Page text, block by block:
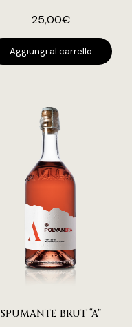
25,00€
Aggiungi al carrello
SPUMANTE BRUT “A”